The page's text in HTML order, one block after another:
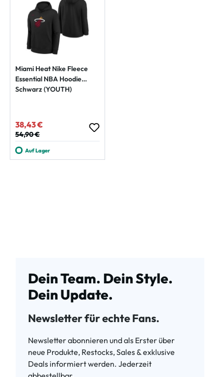
Miami Heat Nike Fleece
Essential NBA Hoodie
Schwarz (YOUTH)
Verkaufspreis:
38,43 €
Regulärer Preis:
54,90 €
Auf Lager
Dein Team. Dein Style.
Dein Update.
Newsletter für echte Fans.
Newsletter abonnieren und als Erster über
neue Produkte, Restocks, Sales & exklusive
Deals informiert werden. Jederzeit